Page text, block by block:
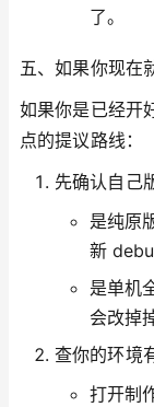
了。
五、如果你现在
如果你是已经开
点的提议路线：
先确认自己
是纯原
新
是单机
会改掉
查你的环境
打开制